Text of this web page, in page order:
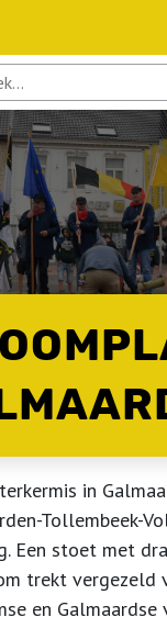
in
Tollembeek-
Een stoet met
trekt vergezeld
en